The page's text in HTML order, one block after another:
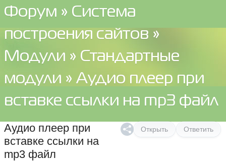
Форум » Система
построения сайтов »
Модули » Стандартные
модули » Аудио плеер при
вставке ссылки на mp3 файл
Открыть Ответить
Аудио плеер при
вставке ссылки на
mp3 файл